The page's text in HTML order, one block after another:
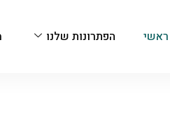
ראשי הפתרונות שלנו